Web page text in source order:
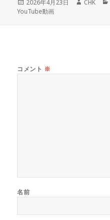
稿
2026年4月23日 CHK
YouTube動画
コメント ※
名前